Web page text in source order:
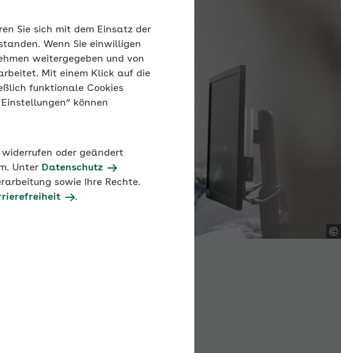
Sie sich mit dem Einsatz der
Wenn Sie einwilligen
weitergegeben und von
Mit einem Klick auf die
funktionale Cookies
können
oder geändert
Unter Datenschutz
sowie Ihre Rechte.
.